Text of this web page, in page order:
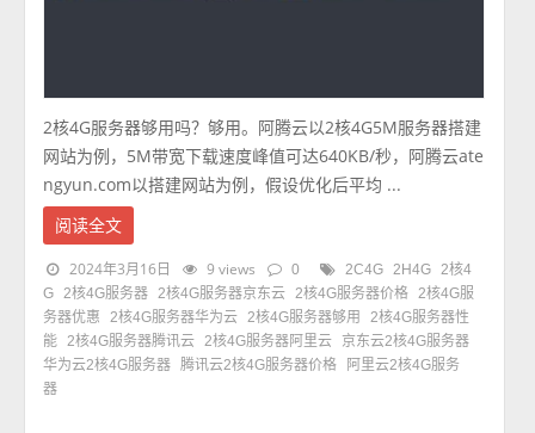
2核4G服务器够用吗？够用。阿腾云以2核4G5M服务器搭建
网站为例，5M带宽下载速度峰值可达640KB/秒，阿腾云ate
ngyun.com以搭建网站为例，假设优化后平均 ...
阅读全文
2024年3月16日 9 views 0 2C4G 2H4G
2核4
G
2核4G服务器 2核4G服务器京东云 2核4G服务器价格
2核4G服
务器优惠
2核4G服务器华为云 2核4G服务器够用
2核4G服务器性
能
2核4G服务器腾讯云 2核4G服务器阿里云
京东云2核4G服务器
华为云2核4G服务器 腾讯云2核4G服务器价格
阿里云2核4G服务
器